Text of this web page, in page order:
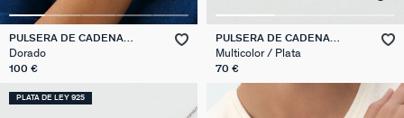
PULSERA DE CADENA
ABBESSES
Dorado
100 €
PULSERA DE CADENA
BELOVED
Multicolor / Plata
70 €
PLATA DE LEY 925